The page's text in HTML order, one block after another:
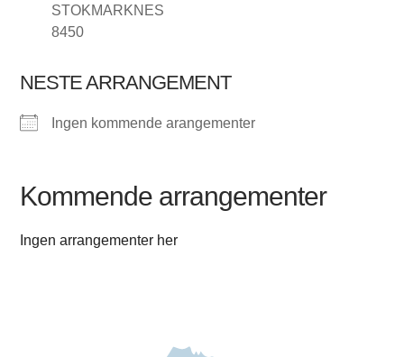
STOKMARKNES
8450
NESTE ARRANGEMENT
Ingen kommende arangementer
Kommende arrangementer
Ingen arrangementer her